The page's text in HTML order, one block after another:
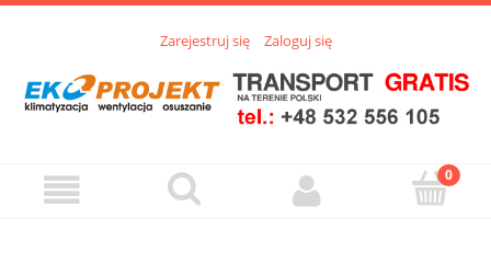
Zarejestruj się Zaloguj się